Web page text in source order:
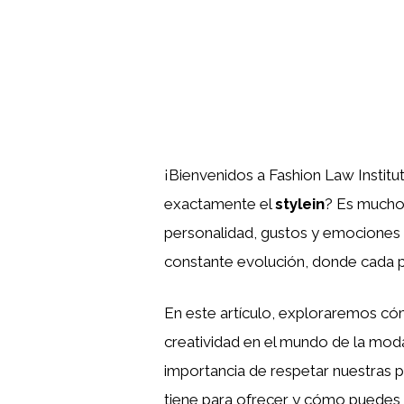
¡Bienvenidos a Fashion Law
exactamente elstylein? Es
personalidad, gustos y
constante evolución, donde cada
En este artículo, exploraremos
creatividad en el mundo de la
importancia de respetar nuestras
tiene para ofrecer y cómo